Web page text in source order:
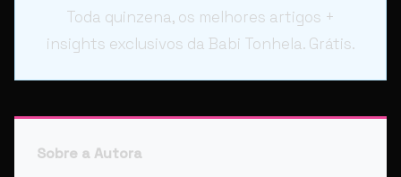
Toda quinzena, os melhores artigos +
insights exclusivos da Babi Tonhela. Grátis.
Sobre a Autora